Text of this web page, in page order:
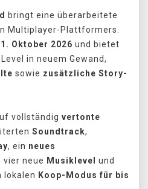
bringt eine überarbeitete
Multiplayer-Plattformers.
Oktober 2026 und bietet
in neuem Gewand,
sowie zusätzliche Story-
vollständig vertonte
Soundtrack,
, ein neues
vier neue Musiklevel
und
lokalen Koop-Modus für bis